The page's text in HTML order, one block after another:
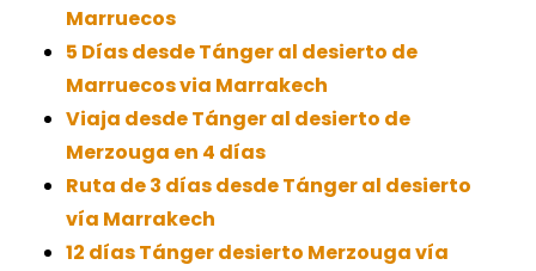
Marruecos
5 Días desde Tánger al desierto de
Marruecos via Marrakech
Viaja desde Tánger al desierto de
Merzouga en 4 días
Ruta de 3 días desde Tánger al desierto
vía Marrakech
12 días Tánger desierto Merzouga vía